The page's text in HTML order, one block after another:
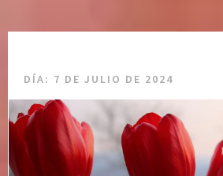
DÍA: 7 DE JULIO DE 2024